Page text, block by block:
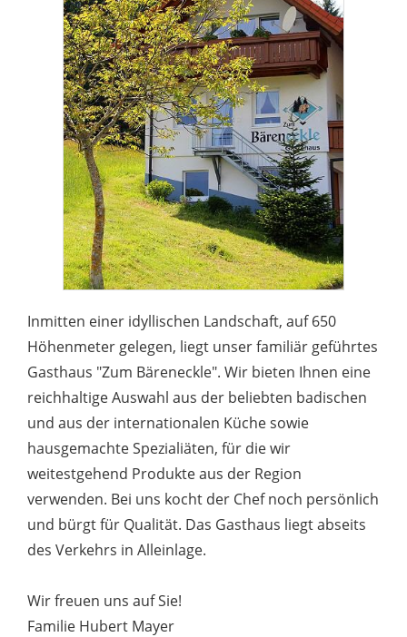
Inmitten einer idyllischen Landschaft, auf 650
Höhenmeter gelegen, liegt unser familiär geführtes
Gasthaus "Zum Bäreneckle". Wir bieten Ihnen eine
reichhaltige Auswahl aus der beliebten badischen
und aus der internationalen Küche sowie
hausgemachte Spezialiäten, für die wir
weitestgehend Produkte aus der Region
verwenden. Bei uns kocht der Chef noch persönlich
und bürgt für Qualität. Das Gasthaus liegt abseits
des Verkehrs in Alleinlage.
Wir freuen uns auf Sie!
Familie Hubert Mayer